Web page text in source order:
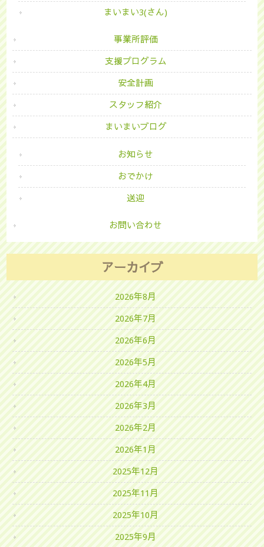
まいまい3(さん)
事業所評価
支援プログラム
安全計画
スタッフ紹介
まいまいブログ
お知らせ
おでかけ
送迎
お問い合わせ
アーカイブ
2026年8月
2026年7月
2026年6月
2026年5月
2026年4月
2026年3月
2026年2月
2026年1月
2025年12月
2025年11月
2025年10月
2025年9月